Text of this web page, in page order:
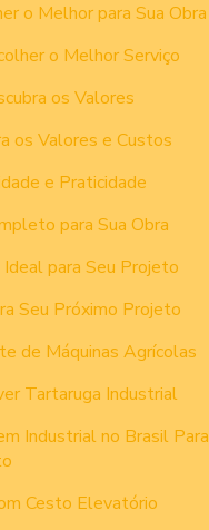
o Melhor para Sua Obra
o Melhor Serviço
os Valores
os Valores e Custos
e Praticidade
para Sua Obra
para Seu Projeto
Seu Próximo Projeto
de Máquinas Agrícolas
Tartaruga Industrial
Industrial no Brasil Para
Cesto Elevatório